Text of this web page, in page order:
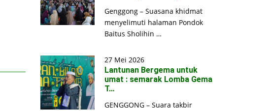
Genggong – Suasana khidmat
menyelimuti halaman Pondok
Baitus Sholihin …
27 Mei 2026
Lantunan Bergema untuk
umat : semarak Lomba Gema
T…
GENGGONG – Suara takbir